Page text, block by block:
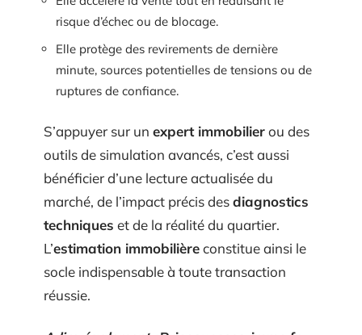
risque d’échec ou de blocage.
Elle protège des revirements de dernière
minute, sources potentielles de tensions ou de
ruptures de confiance.
S’appuyer sur un expert immobilierou des
outils de simulation avancés, c’est aussi
bénéficier d’une lecture actualisée du
marché, de l’impact précis desdiagnostics
techniques et de la réalité du quartier.
L’estimation immobilièreconstitue ainsi le
socle indispensable à toute transaction
réussie.